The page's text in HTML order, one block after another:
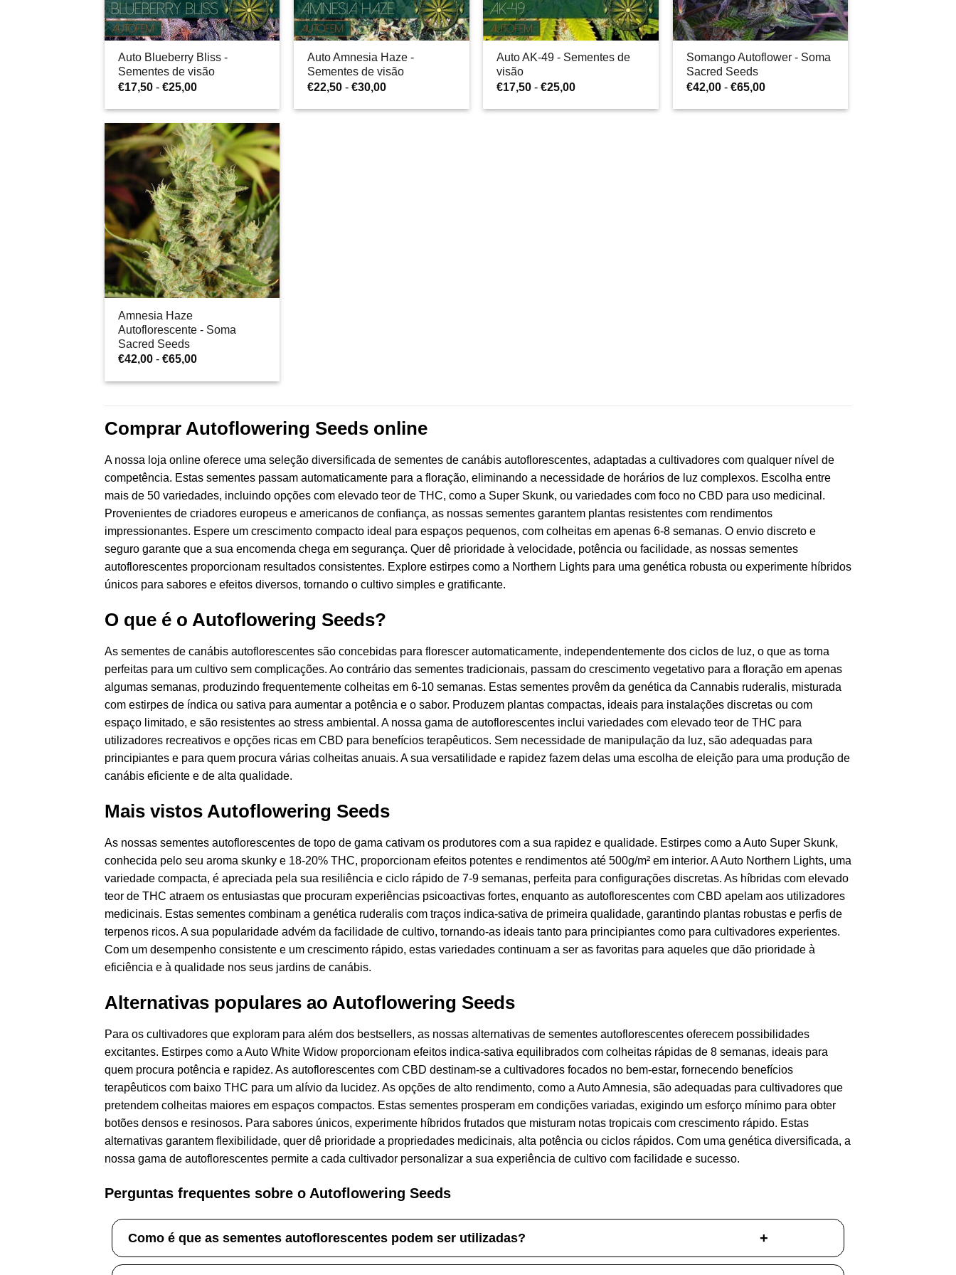
Auto Blueberry Bliss -
Sementes de visão
€17,50 - €25,00Gama
preços:
€17,50
a
€25,00
Auto Amnesia Haze -
Sementes de visão
€22,50 - €30,00Gama
preços:
Auto AK-49 - Sementes de
visão
€17,50 - €25,00Gama
preços:
Somango Autoflower - Soma
Sacred Seeds
€42,00 - €65,00Gama
preços:
Amnesia Haze
Autoflorescente - Soma
Sacred Seeds
€42,00 - €65,00Gama
preços:
a
Comprar Autoflowering Seeds online
A nossa loja online oferece uma seleção diversificada de sementes de canábis autoflorescentes, adaptadas a cultivadores com qualquer nível de
competência. Estas sementes passam automaticamente para a floração, eliminando a necessidade de horários de luz complexos. Escolha entre
mais de 50 variedades, incluindo opções com elevado teor de THC, como a Super Skunk, ou variedades com foco no CBD para uso medicinal.
Provenientes de criadores europeus e americanos de confiança, as nossas sementes garantem plantas resistentes com rendimentos
impressionantes. Espere um crescimento compacto ideal para espaços pequenos, com colheitas em apenas 6-8 semanas. O envio discreto e
seguro garante que a sua encomenda chega em segurança. Quer dê prioridade à velocidade, potência ou facilidade, as nossas sementes
autoflorescentes proporcionam resultados consistentes. Explore estirpes como a Northern Lights para uma genética robusta ou experimente híbridos
únicos para sabores e efeitos diversos, tornando o cultivo simples e gratificante.
O que é o Autoflowering Seeds?
As sementes de canábis autoflorescentes são concebidas para florescer automaticamente, independentemente dos ciclos de luz, o que as torna
perfeitas para um cultivo sem complicações. Ao contrário das sementes tradicionais, passam do crescimento vegetativo para a floração em apenas
algumas semanas, produzindo frequentemente colheitas em 6-10 semanas. Estas sementes provêm da genética da Cannabis ruderalis, misturada
com estirpes de índica ou sativa para aumentar a potência e o sabor. Produzem plantas compactas, ideais para instalações discretas ou com
espaço limitado, e são resistentes ao stress ambiental. A nossa gama de autoflorescentes inclui variedades com elevado teor de THC para
utilizadores recreativos e opções ricas em CBD para benefícios terapêuticos. Sem necessidade de manipulação da luz, são adequadas para
principiantes e para quem procura várias colheitas anuais. A sua versatilidade e rapidez fazem delas uma escolha de eleição para uma produção de
canábis eficiente e de alta qualidade.
Mais vistos Autoflowering Seeds
As nossas sementes autoflorescentes de topo de gama cativam os produtores com a sua rapidez e qualidade. Estirpes como a Auto Super Skunk,
conhecida pelo seu aroma skunky e 18-20% THC, proporcionam efeitos potentes e rendimentos até 500g/m² em interior. A Auto Northern Lights, uma
variedade compacta, é apreciada pela sua resiliência e ciclo rápido de 7-9 semanas, perfeita para configurações discretas. As híbridas com elevado
teor de THC atraem os entusiastas que procuram experiências psicoactivas fortes, enquanto as autoflorescentes com CBD apelam aos utilizadores
medicinais. Estas sementes combinam a genética ruderalis com traços indica-sativa de primeira qualidade, garantindo plantas robustas e perfis de
terpenos ricos. A sua popularidade advém da facilidade de cultivo, tornando-as ideais tanto para principiantes como para cultivadores experientes.
Com um desempenho consistente e um crescimento rápido, estas variedades continuam a ser as favoritas para aqueles que dão prioridade à
eficiência e à qualidade nos seus jardins de canábis.
Alternativas populares ao Autoflowering Seeds
Para os cultivadores que exploram para além dos bestsellers, as nossas alternativas de sementes autoflorescentes oferecem possibilidades
excitantes. Estirpes como a Auto White Widow proporcionam efeitos indica-sativa equilibrados com colheitas rápidas de 8 semanas, ideais para
quem procura potência e rapidez. As autoflorescentes com CBD destinam-se a cultivadores focados no bem-estar, fornecendo benefícios
terapêuticos com baixo THC para um alívio da lucidez. As opções de alto rendimento, como a Auto Amnesia, são adequadas para cultivadores que
pretendem colheitas maiores em espaços compactos. Estas sementes prosperam em condições variadas, exigindo um esforço mínimo para obter
botões densos e resinosos. Para sabores únicos, experimente híbridos frutados que misturam notas tropicais com crescimento rápido. Estas
alternativas garantem flexibilidade, quer dê prioridade a propriedades medicinais, alta potência ou ciclos rápidos. Com uma genética diversificada, a
nossa gama de autoflorescentes permite a cada cultivador personalizar a sua experiência de cultivo com facilidade e sucesso.
Perguntas frequentes sobre o Autoflowering Seeds
Como é que as sementes autoflorescentes podem ser utilizadas?